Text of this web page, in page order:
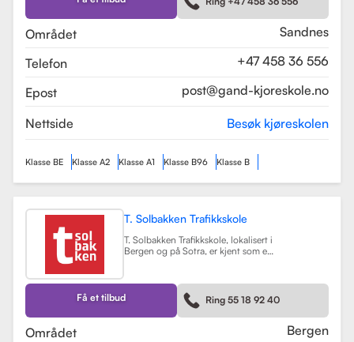
personbiler, både med manuell og
automatgir, samt motorsykler (klasse
Området
Sandnes
Telefon
+47 458 36 556
Epost
post@gand-kjoreskole.no
Nettside Besøk kjøreskolen
Klasse BE Klasse A2 Klasse A1 Klasse B96 Klasse B
T. Solbakken Trafikkskole
T. Solbakken Trafikkskole, lokalisert i
Bergen og på Sotra, er kjent som en
Skolen tilbyr et bredt spekter av
førerkortklasser, inkludert klasse B
for personbil, klasse A, A1, og A2 for
motorsykler, samt klasse BE og B96
Få et tilbud Ring 55 18 92 40
Området
Bergen